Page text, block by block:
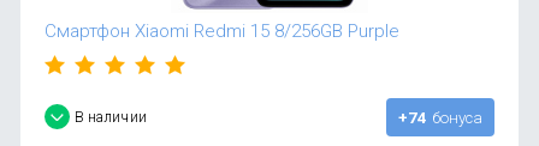
Смартфон Xiaomi Redmi 15 8/256GB Purple
В наличии +74 бонуса